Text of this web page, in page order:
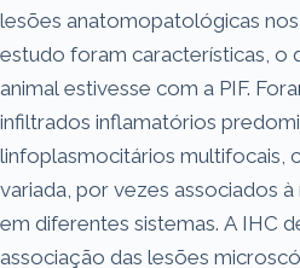
lesões anatomopatológicas
estudo foram características, o
animal estivesse com a PIF.
infiltrados inflamatórios
linfoplasmocitários multifocais,
variada, por vezes associados
em diferentes sistemas. A IHC
associação das lesões